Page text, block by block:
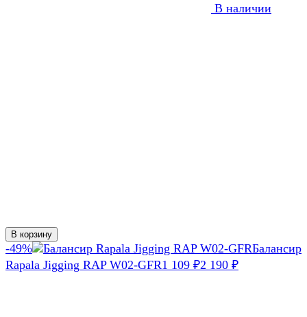
В наличии
В корзину
-49%
Балансир
Rapala Jigging RAP W02-GFR1 109 ₽2 190 ₽